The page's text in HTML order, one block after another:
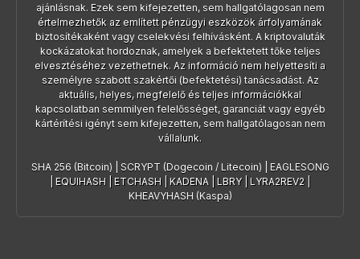
ajánlásnak. Ezek sem kifejezetten, sem hallgatólagosan nem
értelmezhetők az említett pénzügyi eszközök árfolyamának
biztosítékaként vagy cselekvési felhívásként. A kriptovaluták
kockázatokat hordoznak, amelyek a befektetett tőke teljes
elvesztéséhez vezethetnek. Az információ nem helyettesíti a
személyre szabott szakértői (befektetési) tanácsadást. Az
aktuális, helyes, megfelelő és teljes információkkal
kapcsolatban semmilyen felelősséget, garanciát vagy egyéb
kártérítési igényt sem kifejezetten, sem hallgatólagosan nem
vállalunk.
SHA 256 (Bitcoin) SCRYPT (Dogecoin / Litecoin)
EAGLESONG
EQUIHASH ETCHASH KADENA LBRY| LYRA2REV2
KHEAVYHASH (Kaspa)